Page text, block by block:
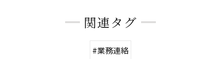
関連タグ
#業務連絡